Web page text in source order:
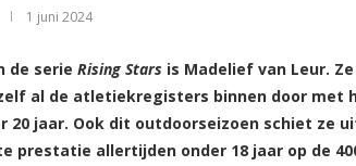
1 juni 2024
de serie Rising Stars is Madelief van Leur.
al de atletiekregisters binnen door met
20 jaar. Ook dit outdoorseizoen schiet ze
prestatie allertijden onder 18 jaar op de